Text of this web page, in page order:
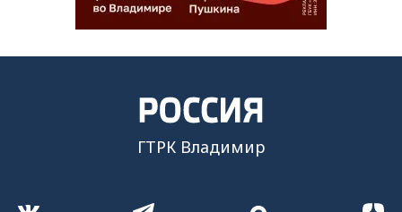
ГТРК Владимир